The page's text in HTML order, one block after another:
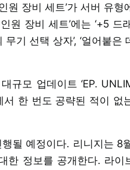
원 장비 세트’가 서버 유
원 장비 세트’에는 ‘+5 드
기 선택 상자’, ‘얼어붙
규모 업데이트 ‘EP.
한 번도 공략된 적이 없
될 예정이다. 리니지는 8
대한 정보를 공개한다. 라